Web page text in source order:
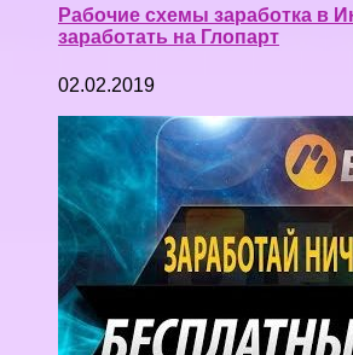
Рабочие схемы заработка в
заработать на Глопарт
02.02.2019